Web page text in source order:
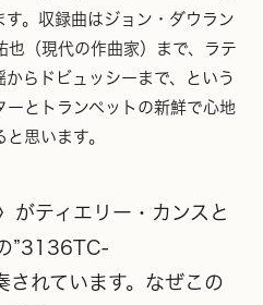
す。収録曲はジョン・ダウラン
也（現代の作曲家）まで、ラテ
らドビュッシーまで、という
とトランペットの新鮮で心地
思います。
ティエリー・カンスと
”3136TC-
れています。なぜこの